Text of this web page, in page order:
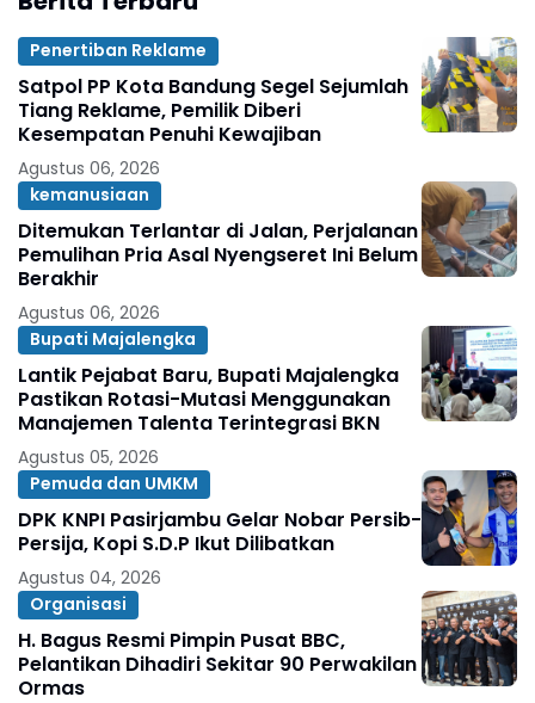
Penertiban Reklame
Satpol PP Kota Bandung Segel Sejumlah
Tiang Reklame, Pemilik Diberi
Kesempatan Penuhi Kewajiban
Agustus 06, 2026
kemanusiaan
Ditemukan Terlantar di Jalan, Perjalanan
Pemulihan Pria Asal Nyengseret Ini Belum
Berakhir
Agustus 06, 2026
Bupati Majalengka
Lantik Pejabat Baru, Bupati Majalengka
Pastikan Rotasi-Mutasi Menggunakan
Manajemen Talenta Terintegrasi BKN
Agustus 05, 2026
Pemuda dan UMKM
DPK KNPI Pasirjambu Gelar Nobar Persib-
Persija, Kopi S.D.P Ikut Dilibatkan
Agustus 04, 2026
Organisasi
H. Bagus Resmi Pimpin Pusat BBC,
Pelantikan Dihadiri Sekitar 90 Perwakilan
Ormas